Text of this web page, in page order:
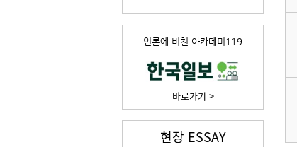
언론에 비친 아카데미119
바로가기 >
현장 ESSAY